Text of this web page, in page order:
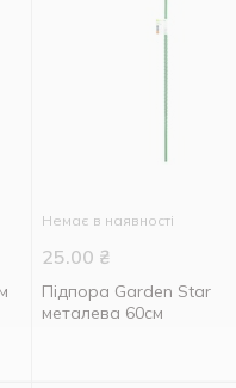
Немає в наявності
25.00 ₴
Підпора Garden Star
металева 60см